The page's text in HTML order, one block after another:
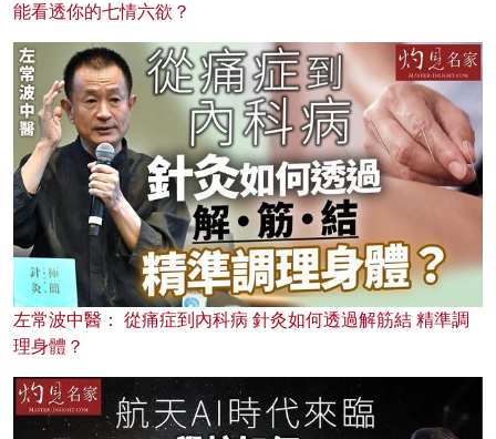
能看透你的七情六欲？
左常波中醫： 從痛症到內科病 針灸如何透過解筋結 精準調
理身體？